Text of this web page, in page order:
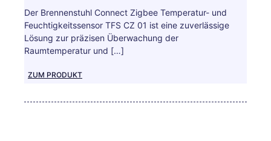
Der Brennenstuhl Connect Zigbee Temperatur- und
Feuchtigkeitssensor TFS CZ 01 ist eine zuverlässige
Lösung zur präzisen Überwachung der
Raumtemperatur und […]
ZUM PRODUKT